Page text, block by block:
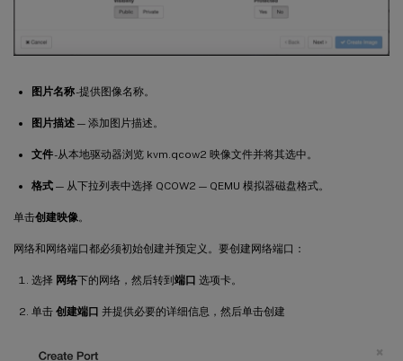
图片名称-提供图像名称。
图片描述 — 添加图片描述。
文件-从本地驱动器浏览 kvm.qcow2 映像文件并将其选中。
格式 — 从下拉列表中选择 QCOW2 — QEMU 模拟器磁盘格式。
单击创建映像 。
网络和网络端口都必须初始创建并预定义。要创建网络端口：
选择 网络下的网络，然后转到端口 选项卡。
单击 创建端口 并提供必要的详细信息，然后单击创建